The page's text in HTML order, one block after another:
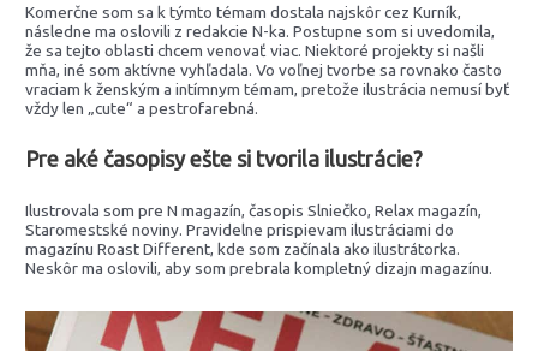
Komerčne som sa k týmto témam dostala najskôr cez Kurník,
následne ma oslovili z redakcie N-ka. Postupne som si uvedomila,
že sa tejto oblasti chcem venovať viac. Niektoré projekty si našli
mňa, iné som aktívne vyhľadala. Vo voľnej tvorbe sa rovnako často
vraciam k ženským a intímnym témam, pretože ilustrácia nemusí byť
vždy len „cute“ a pestrofarebná.
Pre aké časopisy ešte si tvorila ilustrácie?
Ilustrovala som pre N magazín, časopis Slniečko, Relax magazín,
Staromestské noviny. Pravidelne prispievam ilustráciami do
magazínu Roast Different, kde som začínala ako ilustrátorka.
Neskôr ma oslovili, aby som prebrala kompletný dizajn magazínu.